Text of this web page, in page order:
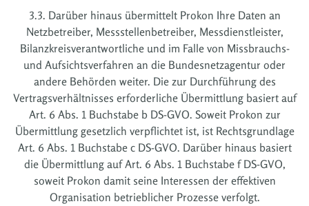
3.3. Darüber hinaus übermittelt Prokon Ihre Daten an
Netzbetreiber, Messstellenbetreiber, Messdienstleister,
Bilanzkreisverantwortliche und im Falle von Missbrauchs-
und Aufsichtsverfahren an die Bundesnetzagentur oder
andere Behörden weiter. Die zur Durchführung des
Vertragsverhältnisses erforderliche Übermittlung basiert auf
Art. 6 Abs. 1 Buchstabe b DS-GVO. Soweit Prokon zur
Übermittlung gesetzlich verpflichtet ist, ist Rechtsgrundlage
Art. 6 Abs. 1 Buchstabe c DS-GVO. Darüber hinaus basiert
die Übermittlung auf Art. 6 Abs. 1 Buchstabe f DS-GVO,
soweit Prokon damit seine Interessen der effektiven
Organisation betrieblicher Prozesse verfolgt.